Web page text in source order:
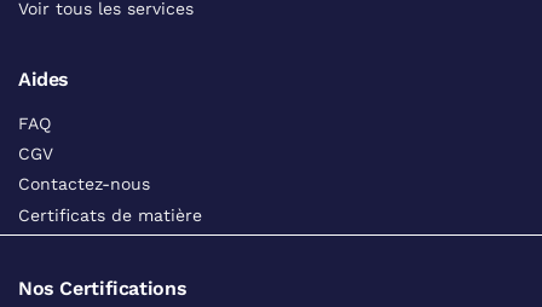
Voir tous les services
Aides
FAQ
CGV
Contactez-nous
Certificats de matière
Nos Certifications